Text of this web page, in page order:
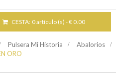
CESTA: 0 artículo (s) - € 0.00
Pulsera Mi Historia >
Abalorios
ORO